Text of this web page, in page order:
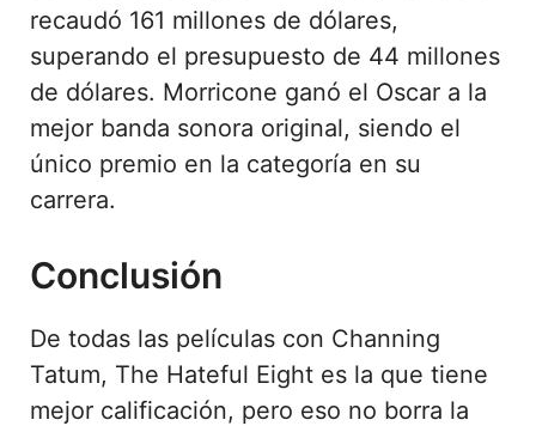
recaudó 161 millones de dólares,
superando el presupuesto de 44 millones
de dólares. Morricone ganó el Oscar a la
mejor banda sonora original, siendo el
único premio en la categoría en su
carrera.
Conclusión
De todas las películas con Channing
Tatum, The Hateful Eight es la que tiene
mejor calificación, pero eso no borra la